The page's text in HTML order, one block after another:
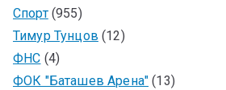
Спорт(955)
Тимур Тунцов (12)
ФНС (4)
ФОК "Баташев Арена" (13)